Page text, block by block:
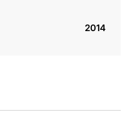
2014